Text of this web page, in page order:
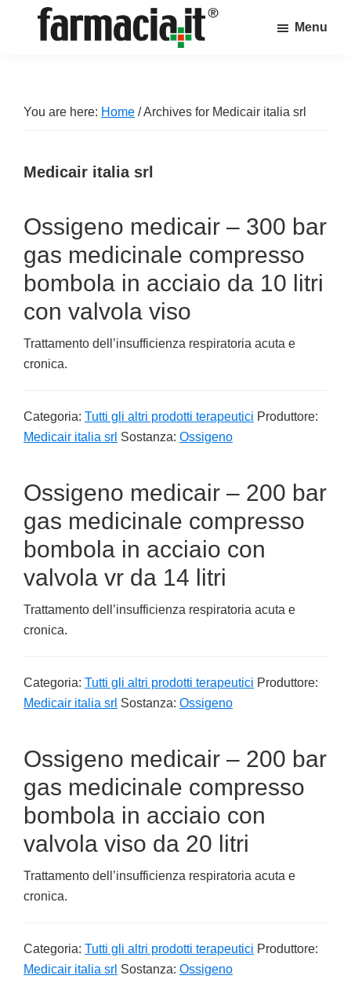
sul
farmacia
Menu
You are here: Home /Archives for Medicair italia srl
Medicair italia srl
Ossigeno medicair – 300 bar
gas medicinale compresso
bombola in acciaio da 10 litri
con valvola viso
Trattamento dell’insufficienza respiratoria acuta e
cronica.
Categoria: Tutti gli altri prodotti terapeutici Produttore:
Medicair italia srl Sostanza: Ossigeno
Ossigeno medicair – 200 bar
gas medicinale compresso
bombola in acciaio con
valvola vr da 14 litri
Trattamento dell’insufficienza respiratoria acuta e
cronica.
Categoria: Tutti gli altri prodotti terapeutici Produttore:
Medicair italia srl Sostanza: Ossigeno
Ossigeno medicair – 200 bar
gas medicinale compresso
bombola in acciaio con
valvola viso da 20 litri
Trattamento dell’insufficienza respiratoria acuta e
cronica.
Categoria: Tutti gli altri prodotti terapeutici Produttore:
Medicair italia srl Sostanza: Ossigeno